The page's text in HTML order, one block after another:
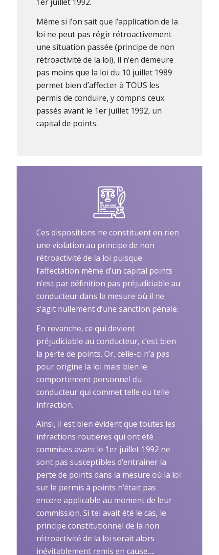
1er juillet 1992.
Même si l’on sait que l’application de la
loi ne peut pas régir rétroactivement
une situation passée (principe de non
rétroactivité de la loi), il n’en demeure
pas moins que la loi du 10 juillet 1989
permet bien d’affecter à TOUS les
permis de conduire, y compris ceux
passés avant le 1er juillet 1992, un
capital de points.
Ces dispositions ne constituent en rien
une violation au principe de non
rétroactivité de la loi puisque
l’affectation même d’un capital points
n’est par définition pas préjudiciable au
conducteur dans la mesure où il ne
s’agit nullement d’une sanction pénale.
En revanche, ce qui devient
préjudiciable au conducteur, c’est bien
la perte de points. Or, celle-ci n’a pas
pour origine la loi mais bien le
comportement personnel du
conducteur qui commet telle ou telle
infraction.
Ainsi, il est bien évident que toutes les
infractions routières qui ont été
commises avant le 1er juillet 1992 ne
sont pas susceptibles d’entrainer la
perte de points dans la mesure où la loi
sur le permis à points n’était pas
encore applicable au moment de leur
commission. Si tel avait été le cas, le
principe constitutionnel de la non
rétroactivité de la loi serait alors
inévitablement remis en cause….